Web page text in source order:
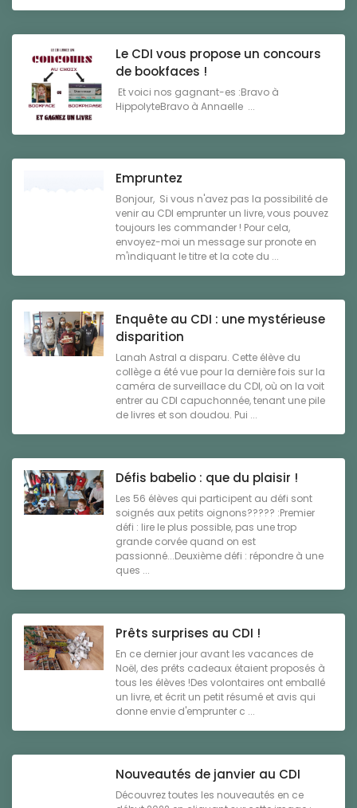
Le CDI vous propose un concours
de bookfaces !
Et voici nos gagnant-es :Bravo à
HippolyteBravo à Annaelle ...
Empruntez
Bonjour, Si vous n'avez pas la possibilité de
venir au CDI emprunter un livre, vous pouvez
toujours les commander ! Pour cela,
envoyez-moi un message sur pronote en
m'indiquant le titre et la cote du ...
Enquête au CDI : une mystérieuse
disparition
Lanah Astral a disparu. Cette élève du
collège a été vue pour la dernière fois sur la
caméra de surveillace du CDI, où on la voit
entrer au CDI capuchonnée, tenant une pile
de livres et son doudou. Pui ...
Défis babelio : que du plaisir !
Les 56 élèves qui participent au défi sont
soignés aux petits oignons????? :Premier
défi : lire le plus possible, pas une trop
grande corvée quand on est
passionné...Deuxième défi : répondre à une
ques ...
Prêts surprises au CDI !
En ce dernier jour avant les vacances de
Noël, des prêts cadeaux étaient proposés à
tous les élèves !Des volontaires ont emballé
un livre, et écrit un petit résumé et avis qui
donne envie d'emprunter c ...
Nouveautés de janvier au CDI
Découvrez toutes les nouveautés en ce